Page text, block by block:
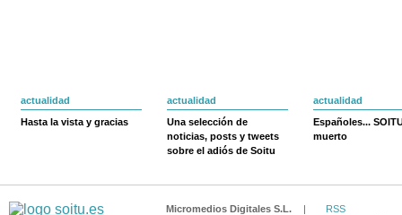
actualidad
Hasta la vista y gracias
actualidad
Una selección de
noticias, posts y tweets
sobre el adiós de Soitu
actualidad
Españoles...
muerto
Micromedios Digitales S.L. |
RSS